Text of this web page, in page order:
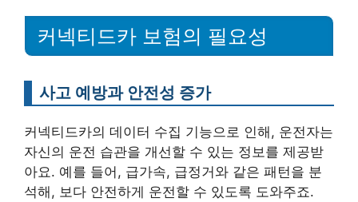
커넥티드카 보험의 필요성
사고 예방과 안전성 증가
커넥티드카의 데이터 수집 기능으로 인해, 운전자는
자신의 운전 습관을 개선할 수 있는 정보를 제공받
아요. 예를 들어, 급가속, 급정거와 같은 패턴을 분
석해, 보다 안전하게 운전할 수 있도록 도와주죠.